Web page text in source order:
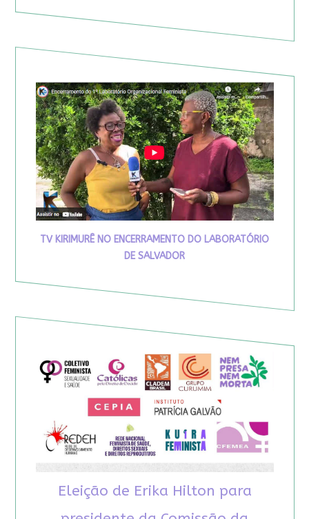
TV KIRIMURÊ NO ENCERRAMENTO DO LABORATÓRIO
DE SALVADOR
Eleição de Erika Hilton para